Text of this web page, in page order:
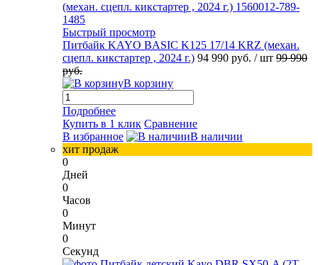
Быстрый просмотр
Питбайк KAYO BASIC K125 17/14 KRZ (механ.
сцепл. кикстартер , 2024 г.) 94 990 руб. / шт 99 990
руб.
В корзину
Подробнее
Купить в 1 клик Сравнение
В избранное
В наличии
хит продаж
0
Дней
0
Часов
0
Минут
0
Секунд